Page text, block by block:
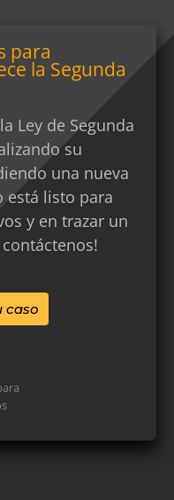
para
la Segunda
Ley de Segunda
su
una nueva
está listo para
y en trazar un
caso